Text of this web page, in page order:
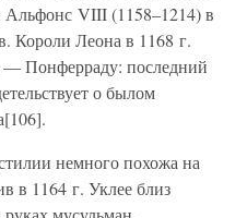
VIII (1158–1214) в
Короли Леона в 1168 г.
Понферраду: последний
о былом
немного похожа на
в 1164 г. Уклее близ